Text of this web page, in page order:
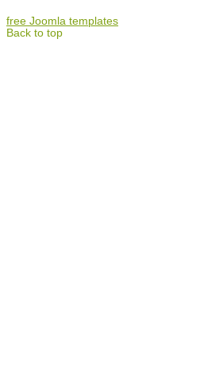
free Joomla templates
Back to top